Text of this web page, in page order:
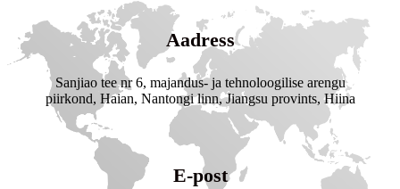
Aadress
Sanjiao tee nr 6, majandus- ja tehnoloogilise arengu
piirkond, Haian, Nantongi linn, Jiangsu provints, Hiina
E-post